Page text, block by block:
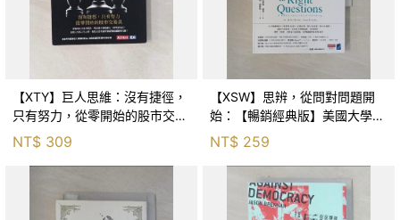
【XTY】巨人思維：沒有捷徑，
只有努力，從零開始的股市交易
員_巨人傑
NT$ 309
【XSW】思辨，從問對問題開
始：【暢銷經典版】美國大學邏
輯思考聖經_尼爾．布朗, 史都
華．基里, 羅耀宗, 蔡宏明, 黃賓
NT$ 259